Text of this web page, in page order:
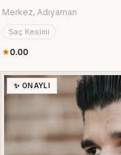
Merkez, Adıyaman
Saç Kesimi
0.00
✨ ONAYLI